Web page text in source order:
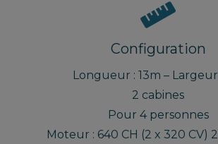
Configuration
Longueur : 13m –
2 cabines
Pour 4 personnes
Moteur : 640 CH (2 x 320 CV)